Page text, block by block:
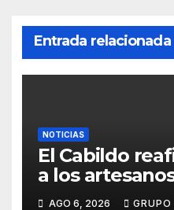
t
Entrada relacionada
NOTICIAS
El Cabildo
a los
del Carnaval
AGO 6, 2026